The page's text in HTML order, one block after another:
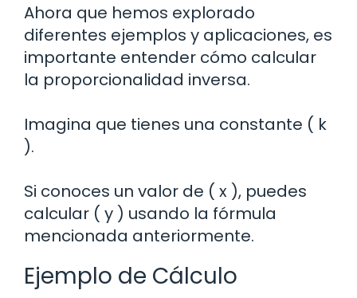
Ahora que hemos explorado
diferentes ejemplos y aplicaciones, es
importante entender cómo calcular
la proporcionalidad inversa.
Imagina que tienes una constante ( k
).
Si conoces un valor de ( x ), puedes
calcular ( y ) usando la fórmula
mencionada anteriormente.
Ejemplo de Cálculo